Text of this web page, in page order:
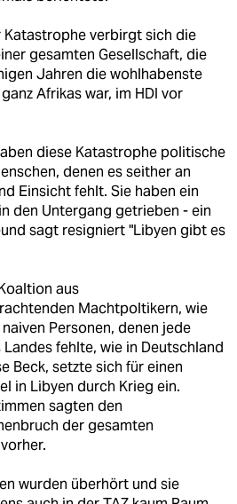
Katastrophe verbirgt sich die
gesamten Gesellschaft, die
Jahren die wohlhabenste
Afrikas war, im HDI vor
diese Katastrophe politische
denen es seither an
Einsicht fehlt. Sie haben ein
den Untergang getrieben - ein
sagt resigniert "Libyen gibt es
aus
Machtpoltikern, wie
Personen, denen jede
Landes fehlte, wie in Deutschland
Beck, setzte sich für einen
in Libyen durch Krieg ein.
sagten den
der gesamten
wurden überhört und sie